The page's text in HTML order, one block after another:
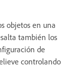
objetos en una
también los
de
controlando